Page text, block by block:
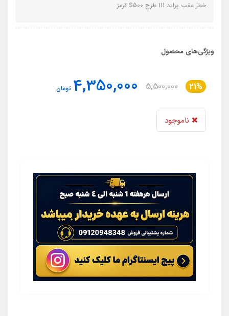
خطر عقب پراید 111 طرح S500 قرمز
ویژگی‌های محصول
21%
5,500,000
4,350,000 تومان
ناموجود